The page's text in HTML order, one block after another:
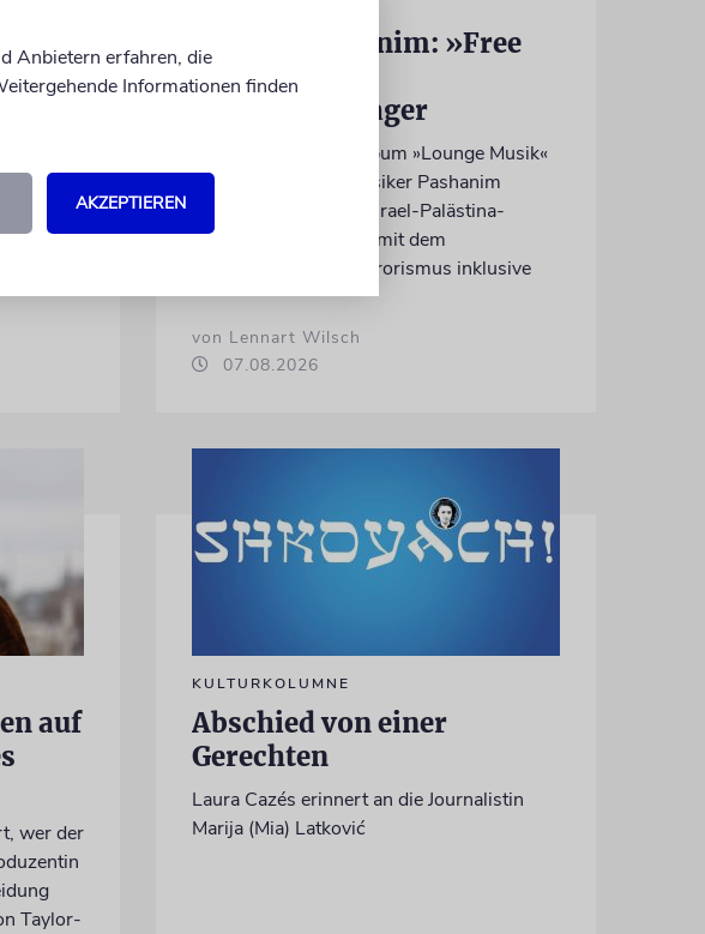
Rapper Pashanim: »Free
Palestine« als
Verkaufsschlager
Auf seinem neuen Album »Lounge Musik«
rappt der Berliner Musiker Pashanim
wiederholt über den Israel-Palästina-
Konflikt – Kokettieren mit dem
palästinensischen Terrorismus inklusive
von Lennart Wilsch
07.08.2026
auf
wer der
Taylor-
KULTURKOLUMNE
Abschied von einer
Gerechten
Laura Cazés erinnert an die Journalistin
Marija (Mia) Latković
Anbietern erfahren, die
Informationen finden
AKZEPTIEREN